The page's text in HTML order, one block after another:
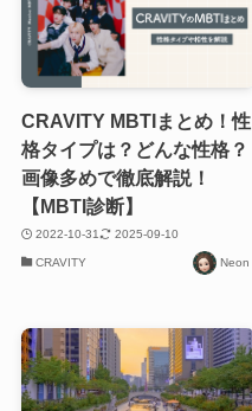
CRAVITY MBTIまとめ！性
格タイプは？どんな性格？
画像多めで徹底解説！
【MBTI診断】
2022-10-31 2025-09-10
CRAVITY Neon